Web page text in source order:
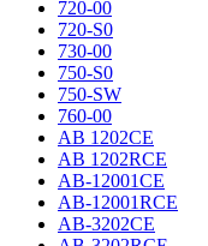
720-00
720-S0
730-00
750-S0
750-SW
760-00
AB 1202CE
AB 1202RCE
AB-12001CE
AB-12001RCE
AB-3202CE